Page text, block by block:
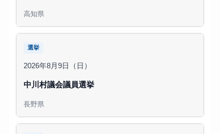
高知県
選挙
2026年8月9日（日）
中川村議会議員選挙
長野県